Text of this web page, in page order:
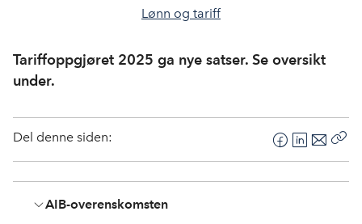
Lønn og tariff
Tariffoppgjøret 2025 ga nye satser. Se oversikt
under.
Del denne siden:
F
a
c
L
i
n
E
-
p
AIB-overenskomsten